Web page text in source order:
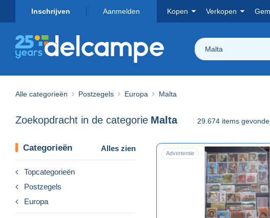
Inschrijven Aanmelden Kopen Verkopen
Malta
Alle categorieën Postzegels Europa Malta
Zoekopdracht in de categorie Malta 29.674 items
Categorieën Alles zien
Topcategorieën
Postzegels
Europa
Advertentie